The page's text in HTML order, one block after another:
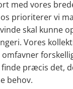
med vores
prioriterer vi
skal kunne
Vores
præcis det,
behov.